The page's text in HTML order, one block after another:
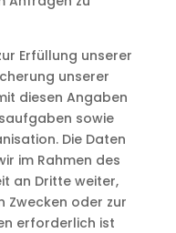
Erfüllung unserer
unserer
diesen Angaben
sowie
Die Daten
im Rahmen des
an Dritte weiter,
Zwecken oder zur
erforderlich ist